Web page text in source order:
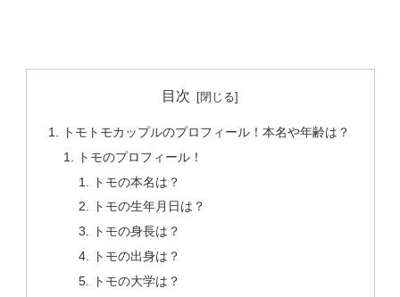
目次
トモトモカップルのプロフィール！本名や年齢は？
トモのプロフィール！
トモの本名は？
トモの生年月日は？
トモの身長は？
トモの出身は？
トモの大学は？